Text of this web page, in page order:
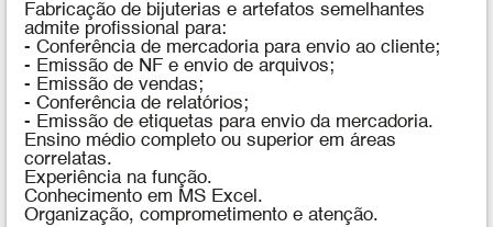
Fabricação de bijuterias e artefatos semelhantes
admite profissional para:
- Conferência de mercadoria para envio ao cliente;
- Emissão de NF e envio de arquivos;
- Emissão de vendas;
- Conferência de relatórios;
- Emissão de etiquetas para envio da mercadoria.
Ensino médio completo ou superior em áreas
correlatas.
Experiência na função.
Conhecimento em MS Excel.
Organização, comprometimento e atenção.